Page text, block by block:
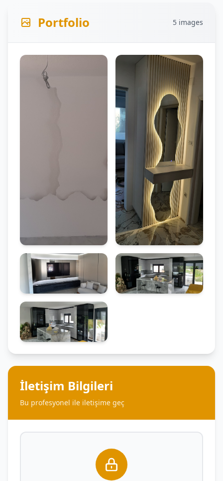
Portfolio 5 images
İletişim Bilgileri
Bu profesyonel ile iletişime geç